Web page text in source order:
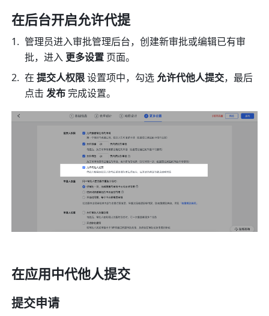
在后台开启允许代提
管理员进入审批管理后台，创建新审批或编辑已有审
批，进入 更多设置 页面。
在 提交人权限 设置项中，勾选 允许代他人提交，最后
点击 发布 完成设置。
在应用中代他人提交
提交申请